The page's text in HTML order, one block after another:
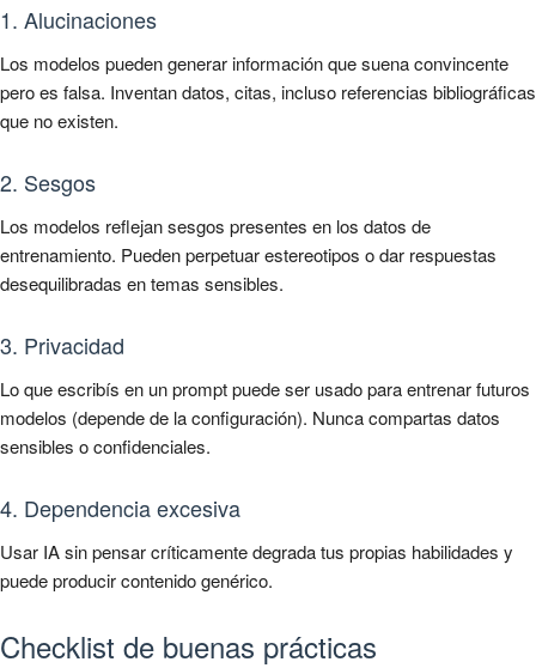
1. Alucinaciones
Los modelos pueden generar información que suena convincente
pero es falsa. Inventan datos, citas, incluso referencias bibliográficas
que no existen.
2. Sesgos
Los modelos reflejan sesgos presentes en los datos de
entrenamiento. Pueden perpetuar estereotipos o dar respuestas
desequilibradas en temas sensibles.
3. Privacidad
Lo que escribís en un prompt puede ser usado para entrenar futuros
modelos (depende de la configuración). Nunca compartas datos
sensibles o confidenciales.
4. Dependencia excesiva
Usar IA sin pensar críticamente degrada tus propias habilidades y
puede producir contenido genérico.
Checklist de buenas prácticas